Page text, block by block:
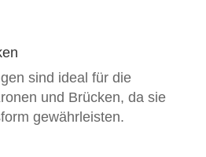
sind ideal für die
und Brücken, da sie
gewährleisten.